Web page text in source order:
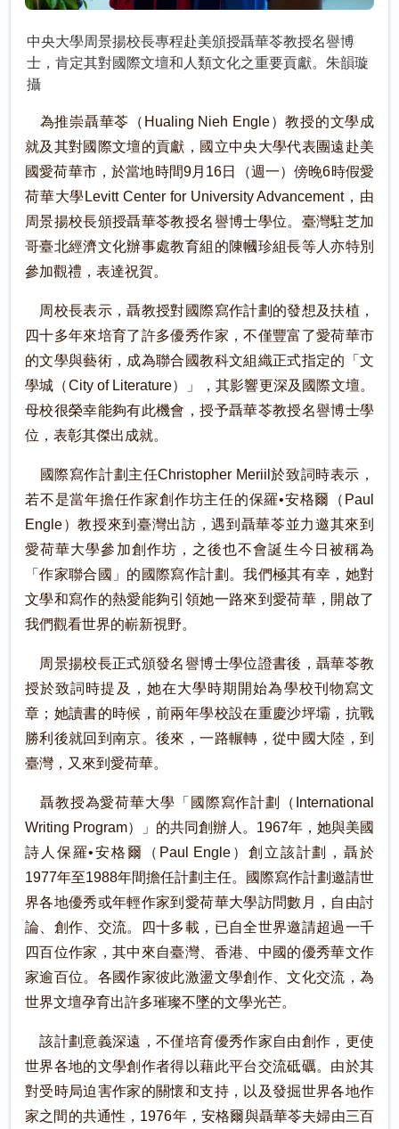
中央大學周景揚校長專程赴美頒授聶華苓教授名譽博
士，肯定其對國際文壇和人類文化之重要貢獻。朱韻璇
攝
為推崇聶華苓（Hualing Nieh Engle）教授的文學成
就及其對國際文壇的貢獻，國立中央大學代表團遠赴美
國愛荷華市，於當地時間9月16日（週一）傍晚6時假愛
荷華大學Levitt Center for University Advancement，由
周景揚校長頒授聶華苓教授名譽博士學位。臺灣駐芝加
哥臺北經濟文化辦事處教育組的陳幗珍組長等人亦特別
參加觀禮，表達祝賀。
周校長表示，聶教授對國際寫作計劃的發想及扶植，
四十多年來培育了許多優秀作家，不僅豐富了愛荷華市
的文學與藝術，成為聯合國教科文組織正式指定的「文
學城（City of Literature）」，其影響更深及國際文壇。
母校很榮幸能夠有此機會，授予聶華苓教授名譽博士學
位，表彰其傑出成就。
國際寫作計劃主任Christopher Meriil於致詞時表示，
若不是當年擔任作家創作坊主任的保羅•安格爾（Paul
Engle）教授來到臺灣出訪，遇到聶華苓並力邀其來到
愛荷華大學參加創作坊，之後也不會誕生今日被稱為
「作家聯合國」的國際寫作計劃。我們極其有幸，她對
文學和寫作的熱愛能夠引領她一路來到愛荷華，開啟了
我們觀看世界的嶄新視野。
周景揚校長正式頒發名譽博士學位證書後，聶華苓教
授於致詞時提及，她在大學時期開始為學校刊物寫文
章；她讀書的時候，前兩年學校設在重慶沙坪壩，抗戰
勝利後就回到南京。後來，一路輾轉，從中國大陸，到
臺灣，又來到愛荷華。
聶教授為愛荷華大學「國際寫作計劃（International
Writing Program）」的共同創辦人。1967年，她與美國
詩人保羅•安格爾（Paul Engle）創立該計劃，聶於
1977年至1988年間擔任計劃主任。國際寫作計劃邀請世
界各地優秀或年輕作家到愛荷華大學訪問數月，自由討
論、創作、交流。四十多載，已自全世界邀請超過一千
四百位作家，其中來自臺灣、香港、中國的優秀華文作
家逾百位。各國作家彼此激盪文學創作、文化交流，為
世界文壇孕育出許多璀璨不墜的文學光芒。
該計劃意義深遠，不僅培育優秀作家自由創作，更使
世界各地的文學創作者得以藉此平台交流砥礪。由於其
對受時局迫害作家的關懷和支持，以及發掘世界各地作
家之間的共通性，1976年，安格爾與聶華苓夫婦由三百